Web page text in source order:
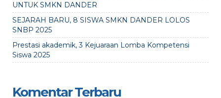
UNTUK SMKN DANDER
SEJARAH BARU, 8 SISWA SMKN DANDER LOLOS
SNBP 2025
Prestasi akademik, 3 Kejuaraan Lomba Kompetensi
Siswa 2025
Komentar Terbaru